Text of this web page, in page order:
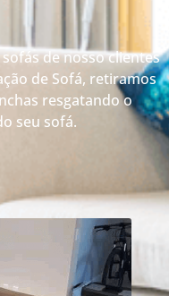
de nosso clientes
de Sofá, retiramos
resgatando o
seu sofá.